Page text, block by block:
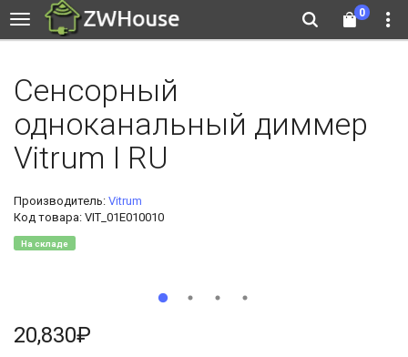
0
Сенсорный
одноканальный диммер
Vitrum I RU
Производитель: Vitrum
Код товара: VIT_01E010010
На складе
20,830₽